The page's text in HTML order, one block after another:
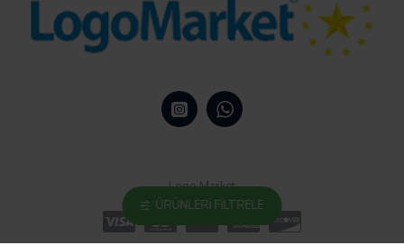
Logo Market
ÜRÜNLERI FILTRELE